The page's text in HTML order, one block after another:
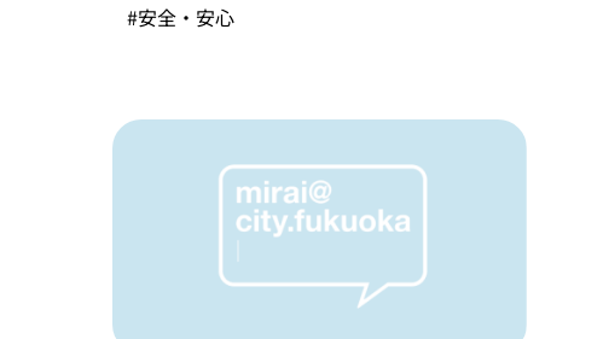
#安全・安心